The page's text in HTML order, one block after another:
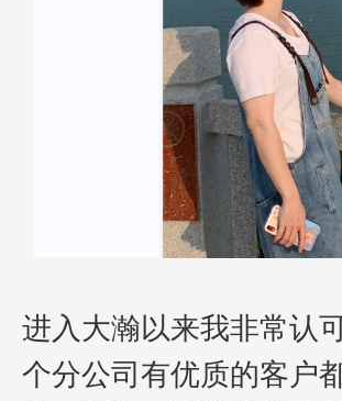
进入大瀚以来我非常认
个分公司有优质的客户